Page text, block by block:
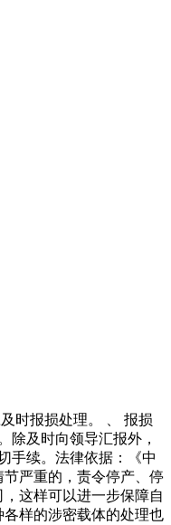
时报损处理。 、 报损
除及时向领导汇报外，
手续。法律依据：《中
严重的，责令停产、停
这样可以进一步保障自
样的涉密载体的处理也